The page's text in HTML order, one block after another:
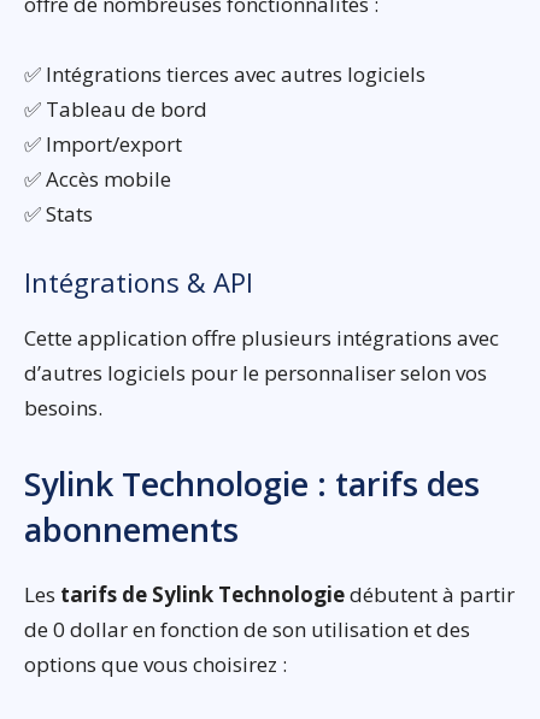
✅ Intégrations tierces avec autres logiciels
✅ Tableau de bord
✅ Import/export
✅ Accès mobile
✅ Stats
Intégrations & API
Cette application offre plusieurs intégrations avec
d’autres logiciels pour le personnaliser selon vos
besoins.
Sylink Technologie : tarifs des
abonnements
Les tarifs de Sylink Technologiedébutent à partir
de 0 dollar en fonction de son utilisation et des
options que vous choisirez :